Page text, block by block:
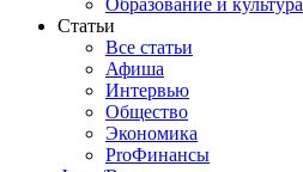
Статьи
Все статьи
Афиша
Интервью
Общество
Экономика
ProФинансы